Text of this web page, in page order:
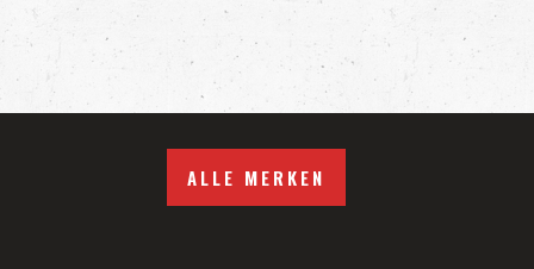
ALLE MERKEN